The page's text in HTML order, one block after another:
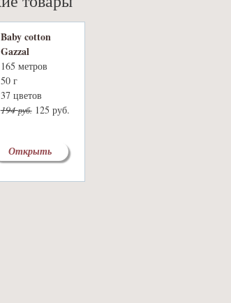
Baby cotton
Gazzal
165 метров
50 г
37 цветов
194руб.125 руб.
Открыть